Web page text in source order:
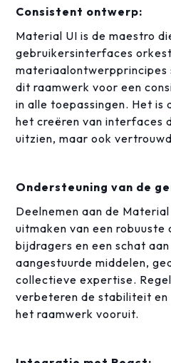
Consistent ontwerp:
Material UI is de maestro
gebruikersinterfaces
dit raamwerk voor een
in alle toepassingen. Het is
het creëren van interfaces
uitzien, maar ook
Ondersteuning van de
Deelnemen aan de
uitmaken van een
bijdragers en een schat
aangestuurde middelen,
collectieve expertise.
verbeteren de stabiliteit en
het raamwerk vooruit.